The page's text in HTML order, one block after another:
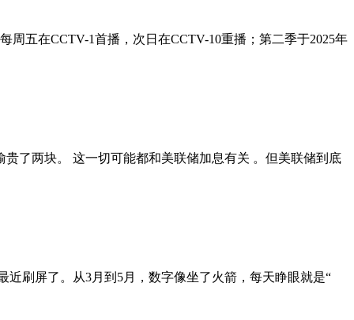
五在CCTV-1首播，次日在CCTV-10重播；第二季于2025年
了两块。 这一切可能都和美联储加息有关 。但美联储到底
刷屏了。从3月到5月，数字像坐了火箭，每天睁眼就是“